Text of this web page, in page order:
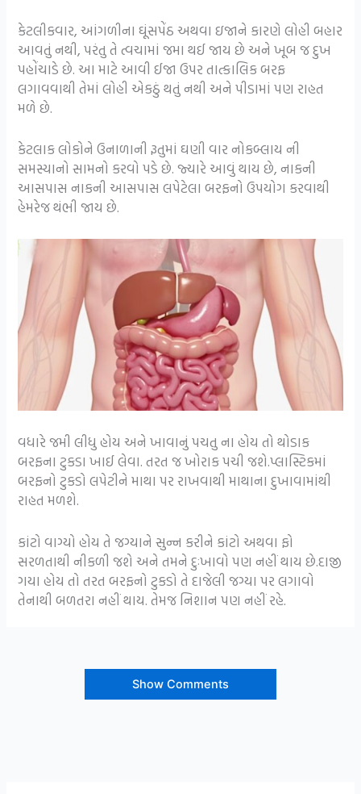
કેટલીકવાર, આંગળીના ઘૂંસપેંઠ અથવા ઇજાને કારણે લોહી બહાર
આવતું નથી, પરંતુ તે ત્વચામાં જમા થઈ જાય છે અને ખૂબ જ દુખ
પહોંચાડે છે. આ માટે આવી ઈજા ઉપર તાત્કાલિક બરફ
લગાવવાથી તેમાં લોહી એકઠું થતું નથી અને પીડામાં પણ રાહત
મળે છે.
કેટલાક લોકોને ઉનાળાની રૂતુમાં ઘણી વાર નોકબ્લાય ની
સમસ્યાનો સામનો કરવો પડે છે. જ્યારે આવું થાય છે, નાકની
આસપાસ નાકની આસપાસ લપેટેલા બરફનો ઉપયોગ કરવાથી
હેમરેજ થંભી જાય છે.
વધારે જમી લીધુ હોય અને ખાવાનું પચતુ ના હોય તો થોડાક
બરફના ટુકડા ખાઈ લેવા. તરત જ ખોરાક પચી જશે.પ્લાસ્ટિકમાં
બરફનો ટુકડો લપેટીને માથા પર રાખવાથી માથાના દુખાવામાંથી
રાહત મળશે.
કાંટો વાગ્યો હોય તે જગ્યાને સુન્ન કરીને કાંટો અથવા ફો
સરળતાથી નીકળી જશે અને તમને દુઃખાવો પણ નહીં થાય છે.દાજી
ગયા હોય તો તરત બરફનો ટુકડો તે દાજેલી જગ્યા પર લગાવો
તેનાથી બળતરા નહીં થાય. તેમજ નિશાન પણ નહીં રહે.
Show Comments